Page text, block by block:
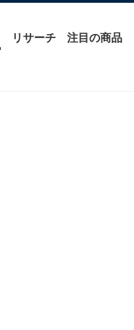
リサーチ 注目の商品